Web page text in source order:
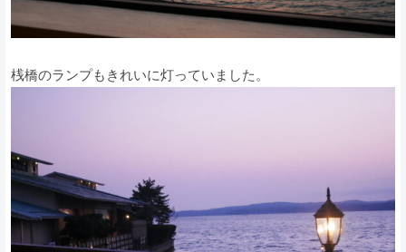
桟橋のランプもきれいに灯っていました。